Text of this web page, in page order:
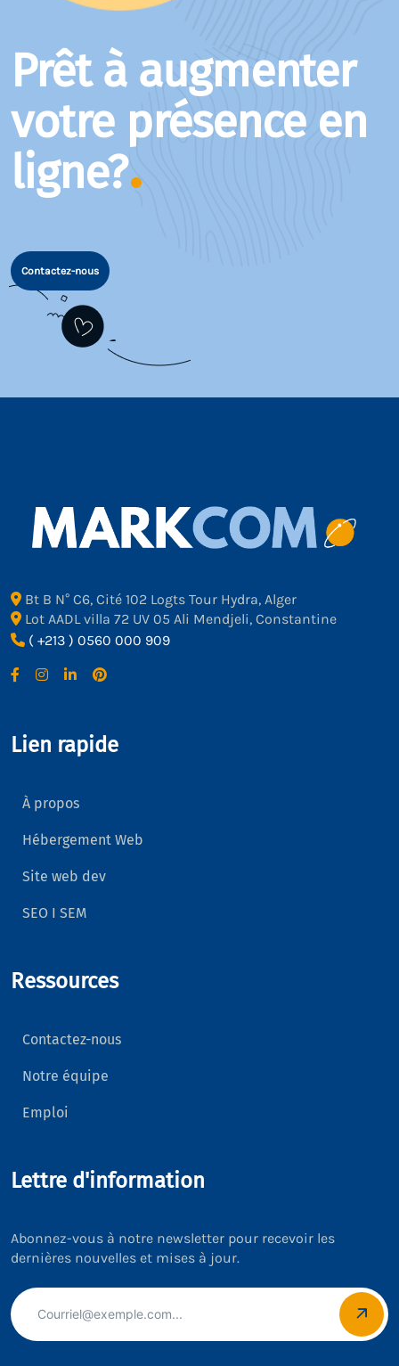
Prêt à augmenter
votre présence en
ligne?
Contactez-nous
Bt B N° C6, Cité 102 Logts Tour Hydra, Alger
Lot AADL villa 72 UV 05 Ali Mendjeli, Constantine
( +213 ) 0560 000 909
Lien rapide
À propos
Hébergement Web
Site web dev
SEO I SEM
Ressources
Contactez-nous
Notre équipe
Emploi
Lettre d'information
Abonnez-vous à notre newsletter pour recevoir les
dernières nouvelles et mises à jour.